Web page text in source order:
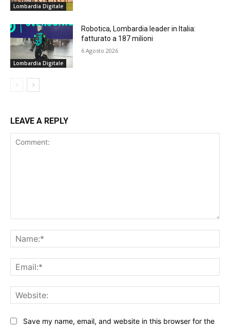
Lombardia Digitale
Lombardia Digitale
Robotica, Lombardia leader in Italia:
fatturato a 187 milioni
6 Agosto 2026
LEAVE A REPLY
Save my name, email, and website in this browser for the